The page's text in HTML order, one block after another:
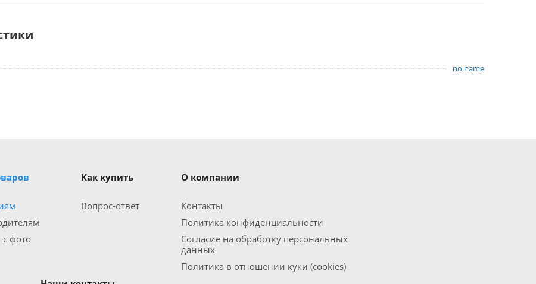
no name
фото
Как купить
Вопрос-ответ
О компании
Контакты
Политика конфиденциальности
Согласие на обработку персональных
данных
Политика в отношении куки (cookies)